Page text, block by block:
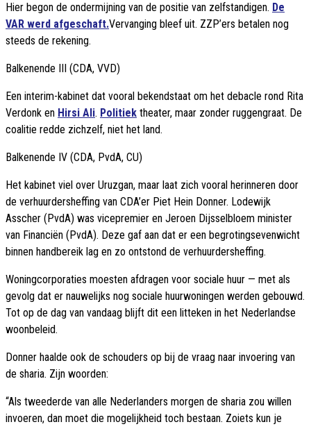
Hier begon de ondermijning van de positie van zelfstandigen. De
VAR werd afgeschaft.Vervanging bleef uit. ZZP’ers betalen nog
steeds de rekening.
Balkenende III (CDA, VVD)
Een interim-kabinet dat vooral bekendstaat om het debacle rond Rita
Verdonk en Hirsi Ali. Politiek theater, maar zonder ruggengraat. De
coalitie redde zichzelf, niet het land.
Balkenende IV (CDA, PvdA, CU)
Het kabinet viel over Uruzgan, maar laat zich vooral herinneren door
de verhuurdersheffing van CDA’er Piet Hein Donner. Lodewijk
Asscher (PvdA) was vicepremier en Jeroen Dijsselbloem minister
van Financiën (PvdA). Deze gaf aan dat er een begrotingsevenwicht
binnen handbereik lag en zo ontstond de verhuurdersheffing.
Woningcorporaties moesten afdragen voor sociale huur — met als
gevolg dat er nauwelijks nog sociale huurwoningen werden gebouwd.
Tot op de dag van vandaag blijft dit een litteken in het Nederlandse
woonbeleid.
Donner haalde ook de schouders op bij de vraag naar invoering van
de sharia. Zijn woorden:
“Als tweederde van alle Nederlanders morgen de sharia zou willen
invoeren, dan moet die mogelijkheid toch bestaan. Zoiets kun je